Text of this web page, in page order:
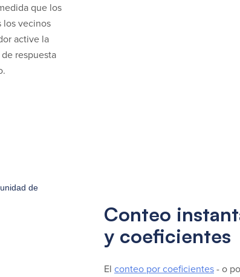
que los
los vecinos
active la
respuesta
Conteo
y coeficientes
El conteo por coeficientes- o